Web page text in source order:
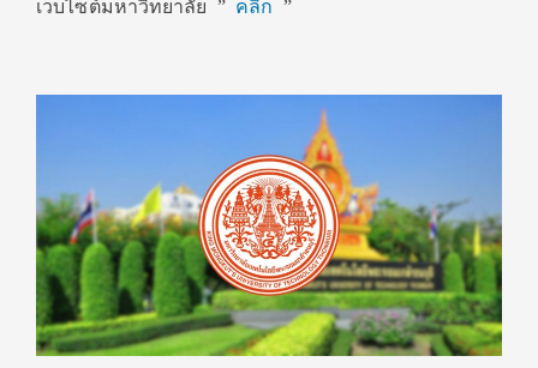
เว็บไซต์มหาวิทยาลัย ” คลิก ”